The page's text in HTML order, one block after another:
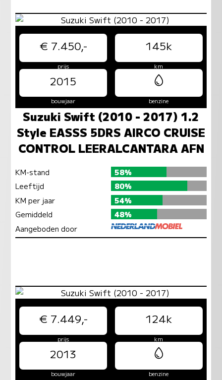
€ 7.450,- 145k
prijs km
2015
bouwjaar benzine
Suzuki Swift (2010 - 2017) 1.2
Style EASSS 5DRS AIRCO CRUISE
CONTROL LEERALCANTARA AFN
KM-stand
58%
Leeftijd
80%
KM per jaar
54%
Gemiddeld
48%
Aangeboden door
€ 7.449,- 124k
prijs km
2013
bouwjaar benzine